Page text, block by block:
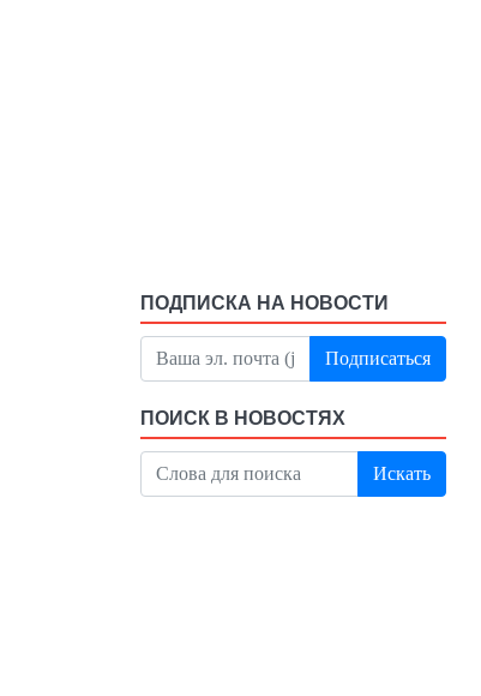
ПОДПИСКА НА НОВОСТИ
Подписаться
ПОИСК В НОВОСТЯХ
Искать